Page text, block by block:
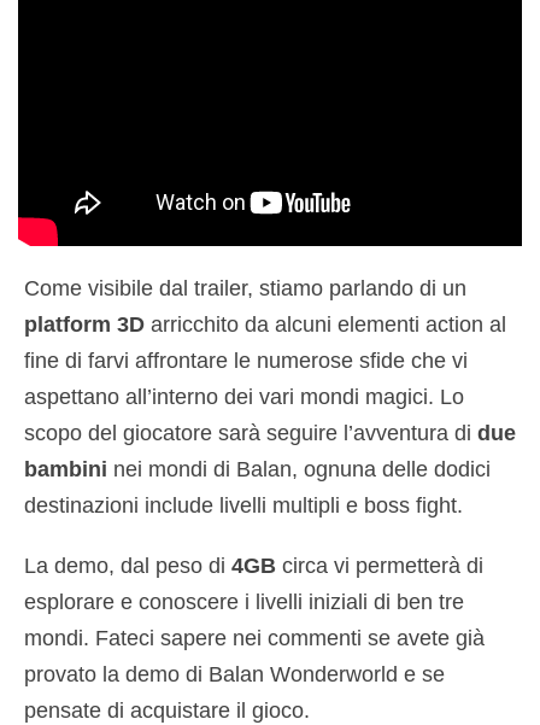
Come visibile dal trailer, stiamo parlando di un
platform 3D arricchito da alcuni elementi action al
fine di farvi affrontare le numerose sfide che vi
aspettano all’interno dei vari mondi magici. Lo
scopo del giocatore sarà seguire l’avventura di due
bambini nei mondi di Balan, ognuna delle dodici
destinazioni include livelli multipli e boss fight.
La demo, dal peso di 4GB circa vi permetterà di
esplorare e conoscere i livelli iniziali di ben tre
mondi. Fateci sapere nei commenti se avete già
provato la demo di Balan Wonderworld e se
pensate di acquistare il gioco.